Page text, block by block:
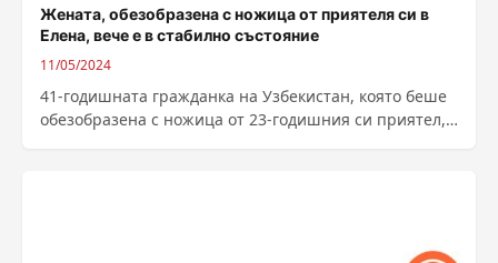
Жената, обезобразена с ножица от приятеля си в
Елена, вече е в стабилно състояние
11/05/2024
41-годишната гражданка на Узбекистан, която беше
обезобразена с ножица от 23-годишния си приятел,